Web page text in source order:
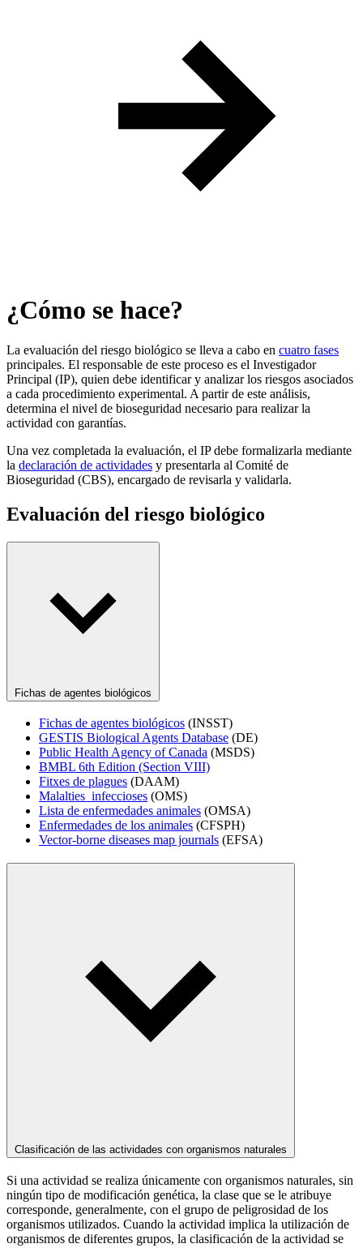
¿Cómo se hace?
La evaluación del riesgo biológico se lleva a cabo en cuatro fases
principales. El responsable de este proceso es el Investigador
Principal (IP), quien debe identificar y analizar los riesgos asociados
a cada procedimiento experimental. A partir de este análisis,
determina el nivel de bioseguridad necesario para realizar la
actividad con garantías.
Una vez completada la evaluación, el IP debe formalizarla mediante
la declaración de actividades y presentarla al Comité de
Bioseguridad (CBS), encargado de revisarla y validarla.
Evaluación del riesgo biológico
Fichas de agentes biológicos
Fichas de agentes biológicos (INSST)
GESTIS Biological Agents Database (DE)
Public Health Agency of Canada (MSDS)
BMBL 6th Edition (Section VIII)
Fitxes de plagues (DAAM)
Malalties infeccioses (OMS)
Lista de enfermedades animales (OMSA)
Enfermedades de los animales (CFSPH)
Vector-borne diseases map journals (EFSA)
Clasificación de las actividades con organismos naturales
Si una actividad se realiza únicamente con organismos naturales, sin
ningún tipo de modificación genética, la clase que se le atribuye
corresponde, generalmente, con el grupo de peligrosidad de los
organismos utilizados. Cuando la actividad implica la utilización de
organismos de diferentes grupos, la clasificación de la actividad se